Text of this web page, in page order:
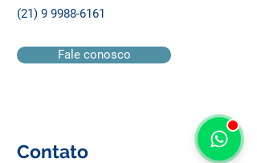
(21) 9 9988-6161
Fale conosco
Contato